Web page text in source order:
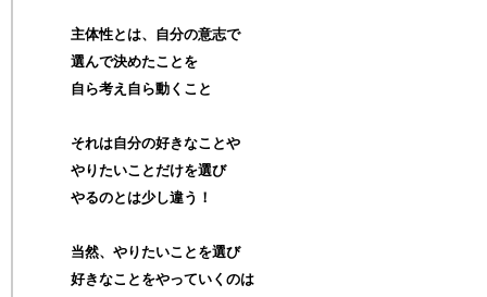
主体性とは、自分の意志で
選んで決めたことを
自ら考え自ら動くこと
それは自分の好きなことや
やりたいことだけを選び
やるのとは少し違う！
当然、やりたいことを選び
好きなことをやっていくのは